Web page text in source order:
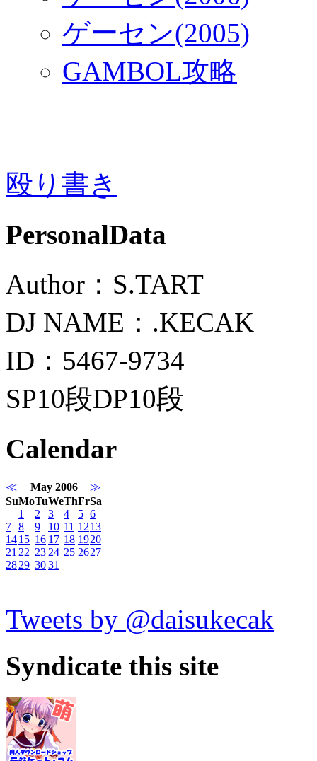
ゲーセン(2005)
GAMBOL攻略
殴り書き
PersonalData
Author：S.TART
DJ NAME：.KECAK
ID：5467-9734
SP10段DP10段
Calendar
≪ May 2006
≫
SuMoTuWeThFrSa
1
2 3 4 5 6
7 8 9 10 11 1213
1415 16 17 18 1920
21 22 23 24 25 2627
2829 3031
Tweets by @daisukecak
Syndicate this site